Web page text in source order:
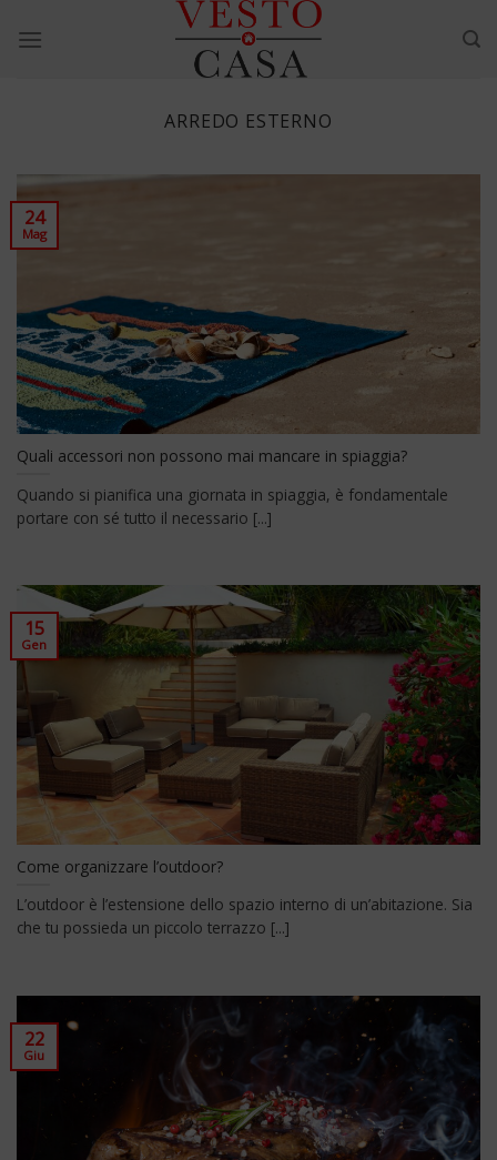
ARREDO ESTERNO
Quali accessori non possono mai mancare in spiaggia?
Quando si pianifica una giornata in spiaggia, è fondamentale
portare con sé tutto il necessario [...]
24
Mag
Come organizzare l’outdoor?
L’outdoor è l’estensione dello spazio interno di un’abitazione. Sia
che tu possieda un piccolo terrazzo [...]
15
Gen
22
Giu